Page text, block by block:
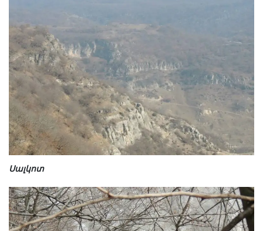
Սալկոտ